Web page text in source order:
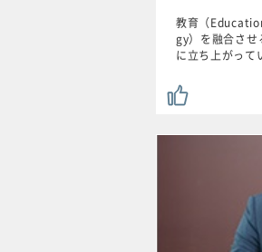
教育（
gy）を融合さ
に立ち上がっ